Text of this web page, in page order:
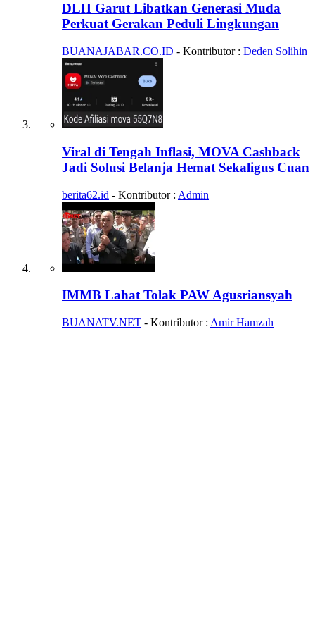
DLH Garut Libatkan Generasi Muda
Perkuat Gerakan Peduli Lingkungan
BUANAJABAR.CO.ID - Kontributor : Deden Solihin
Viral di Tengah Inflasi, MOVA Cashback
Jadi Solusi Belanja Hemat Sekaligus Cuan
berita62.id - Kontributor : Admin
IMMB Lahat Tolak PAW Agusriansyah
BUANATV.NET - Kontributor : Amir Hamzah